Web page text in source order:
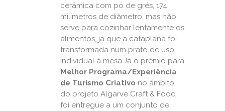
cerâmica com pó de grés, 174
milímetros de diâmetro, mas não
serve para cozinhar lentamente os
alimentos, já que a cataplana foi
transformada num prato de uso
individual à mesa.Já o prémio para
Melhor Programa/Experiência
de Turismo Criativo no âmbito
do projeto Algarve Craft & Food
foi entregue a um conjunto de